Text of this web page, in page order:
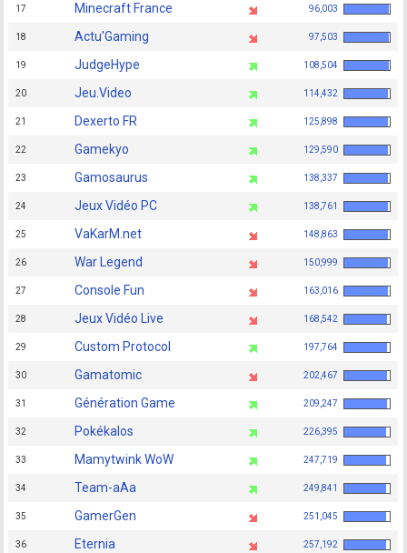
17 Minecraft France 96,003
18 Actu'Gaming 97,503
19 JudgeHype 108,504
20 Jeu.Video 114,432
21 Dexerto FR 125,898
22 Gamekyo 129,590
23 Gamosaurus 138,337
24 Jeux Vidéo PC 138,761
25 VaKarM.net 148,863
26 War Legend 150,999
27 Console Fun 163,016
28 Jeux Vidéo Live 168,542
29 Custom Protocol 197,764
30 Gamatomic 202,467
31 Génération Game 209,247
32 Pokékalos 226,395
33 Mamytwink WoW 247,719
34 Team-aAa 249,841
35 GamerGen 251,045
36 Eternia 257,192